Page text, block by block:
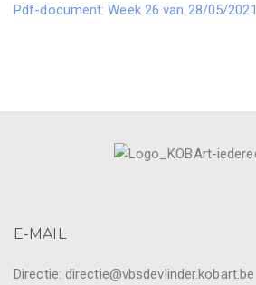
Pdf-document: Week 26 van 28/05/2021
E-MAIL
Directie: directie@vbsdevlinder.kobart.be